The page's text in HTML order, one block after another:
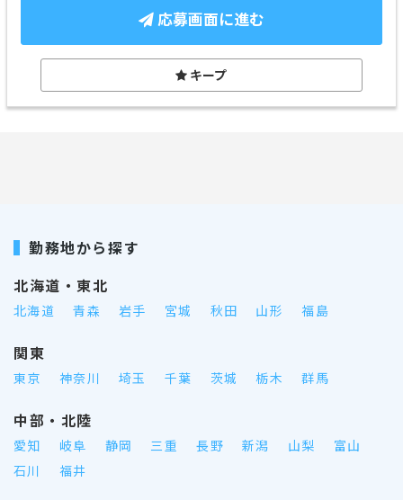
応募画面に進む
キープ
勤務地から探す
北海道・東北
北海道 青森 岩手 宮城 秋田 山形 福島
関東
東京 神奈川 埼玉 千葉 茨城 栃木 群馬
中部・北陸
愛知 岐阜 静岡 三重 長野 新潟 山梨
富山
石川
福井